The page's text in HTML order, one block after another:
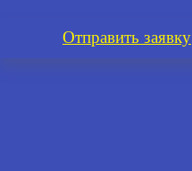
Отправить заявку